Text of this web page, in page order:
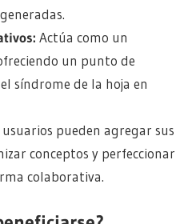
: Actúa como un
un punto de
síndrome de la hoja en
usuarios pueden agregar sus
conceptos y perfeccionar
colaborativa.